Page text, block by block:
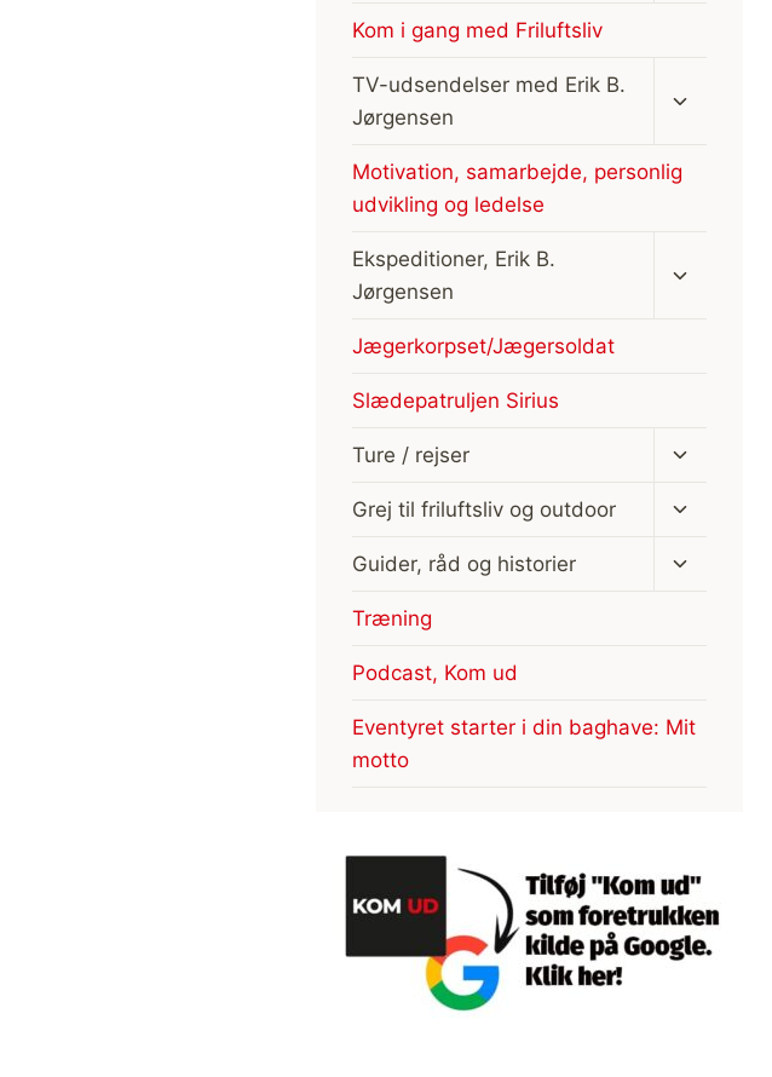
Kom i gang med Friluftsliv
TV-udsendelser med Erik B.
Jørgensen
Motivation, samarbejde, personlig
udvikling og ledelse
Ekspeditioner, Erik B.
Jørgensen
Jægerkorpset/Jægersoldat
Slædepatruljen Sirius
Ture / rejser
Skift
Grej til friluftsliv og outdoor
Skift
Guider, råd og historier
Skift
Træning
Podcast, Kom ud
Eventyret starter i din baghave: Mit
motto